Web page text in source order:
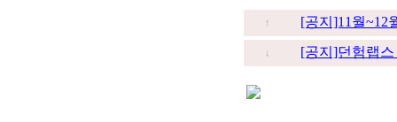
↑ [공지]11월~12
↓ [공지]던험랩스